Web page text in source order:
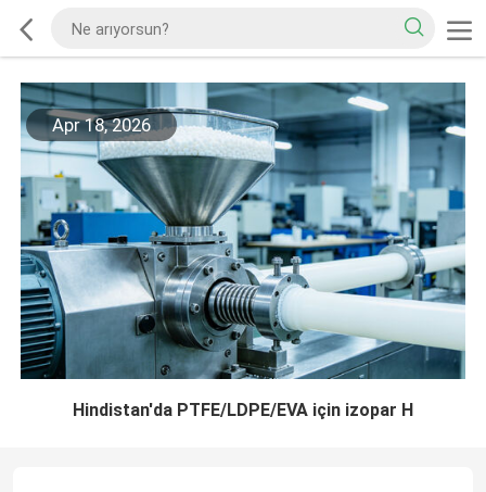
Apr 18, 2026
Hindistan'da PTFE/LDPE/EVA için izopar H